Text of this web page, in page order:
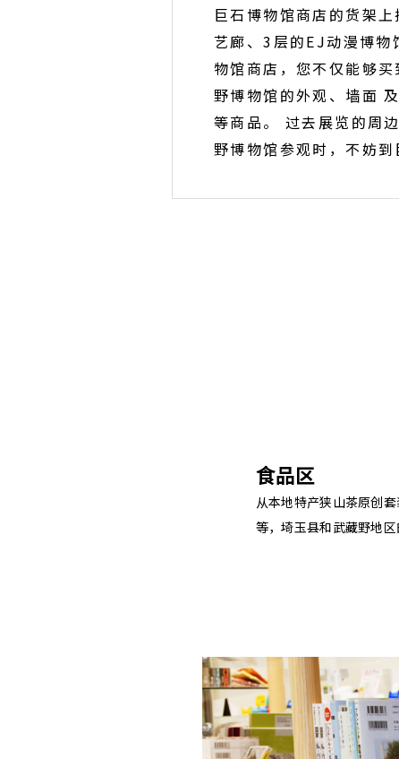
巨石博物馆商店的货架
艺廊、3层的EJ动漫博物
物馆商店，您不仅能够
野博物馆的外观、墙面
等商品。 过去展览的周
野博物馆参观时，不妨
食品区
从本地特产狭山茶原创
等，埼玉县和武藏野地区